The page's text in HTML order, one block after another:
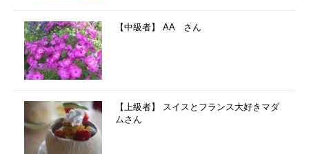
【中級者】 AA さん
【上級者】 スイスとフランス大好きマダ
ムさん